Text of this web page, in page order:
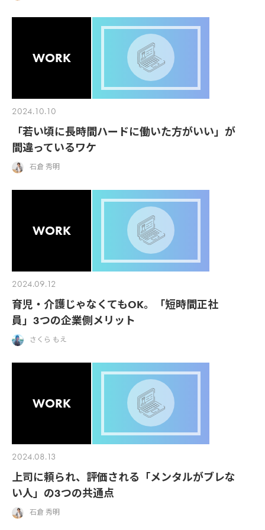
WORK
2024.10.10
「若い頃に長時間ハードに働いた方がいい」が
間違っているワケ
石倉 秀明
WORK
2024.09.12
育児・介護じゃなくてもOK。「短時間正社
員」3つの企業側メリット
さくら もえ
WORK
2024.08.13
上司に頼られ、評価される「メンタルがブレな
い人」の3つの共通点
石倉 秀明